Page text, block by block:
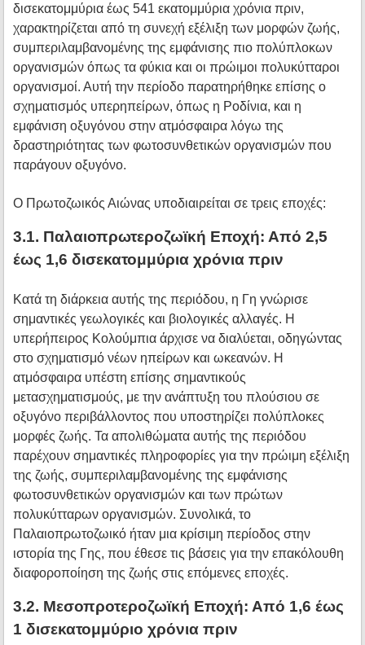
δισεκατομμύρια έως 541 εκατομμύρια χρόνια πριν,
χαρακτηρίζεται από τη συνεχή εξέλιξη των μορφών ζωής,
συμπεριλαμβανομένης της εμφάνισης πιο πολύπλοκων
οργανισμών όπως τα φύκια και οι πρώιμοι πολυκύτταροι
οργανισμοί. Αυτή την περίοδο παρατηρήθηκε επίσης ο
σχηματισμός υπερηπείρων, όπως η Ροδίνια, και η
εμφάνιση οξυγόνου στην ατμόσφαιρα λόγω της
δραστηριότητας των φωτοσυνθετικών οργανισμών που
παράγουν οξυγόνο.
Ο Πρωτοζωικός Αιώνας υποδιαιρείται σε τρεις εποχές:
3.1. Παλαιοπρωτεροζωϊκή Εποχή: Από 2,5
έως 1,6 δισεκατομμύρια χρόνια πριν
Κατά τη διάρκεια αυτής της περιόδου, η Γη γνώρισε
σημαντικές γεωλογικές και βιολογικές αλλαγές. Η
υπερήπειρος Κολούμπια άρχισε να διαλύεται, οδηγώντας
στο σχηματισμό νέων ηπείρων και ωκεανών. Η
ατμόσφαιρα υπέστη επίσης σημαντικούς
μετασχηματισμούς, με την ανάπτυξη του πλούσιου σε
οξυγόνο περιβάλλοντος που υποστηρίζει πολύπλοκες
μορφές ζωής. Τα απολιθώματα αυτής της περιόδου
παρέχουν σημαντικές πληροφορίες για την πρώιμη εξέλιξη
της ζωής, συμπεριλαμβανομένης της εμφάνισης
φωτοσυνθετικών οργανισμών και των πρώτων
πολυκύτταρων οργανισμών. Συνολικά, το
Παλαιοπρωτοζωικό ήταν μια κρίσιμη περίοδος στην
ιστορία της Γης, που έθεσε τις βάσεις για την επακόλουθη
διαφοροποίηση της ζωής στις επόμενες εποχές.
3.2. Μεσοπροτεροζωϊκή Εποχή: Από 1,6 έως
1 δισεκατομμύριο χρόνια πριν